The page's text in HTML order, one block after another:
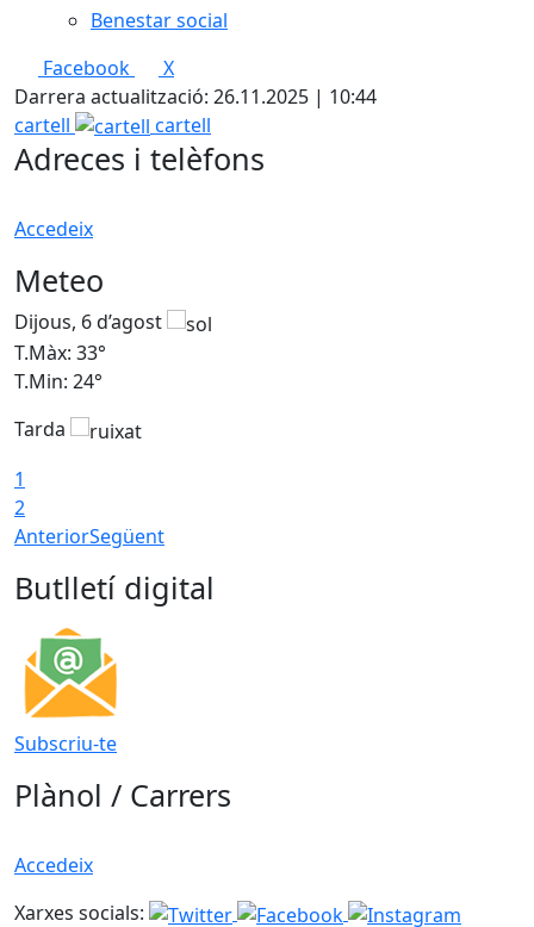
Benestar social
Facebook
X
Darrera actualització: 26.11.2025 | 10:44
cartell
cartell
Adreces i telèfons
Accedeix
Meteo
Dijous, 6 d’agost
T.Màx: 33°
T.Min: 24°
Tarda
1
2
AnteriorSegüent
Butlletí digital
Subscriu-te
Plànol / Carrers
Accedeix
Xarxes socials: